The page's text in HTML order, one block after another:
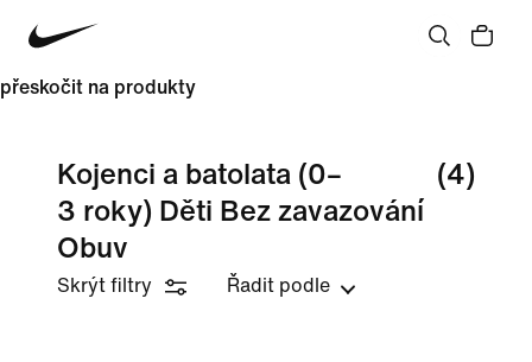
přeskočit na produkty
Kojenci a batolata (0–
3 roky) Děti Bez zavazování
Obuv
(4)
Skrýt filtry Řadit podle